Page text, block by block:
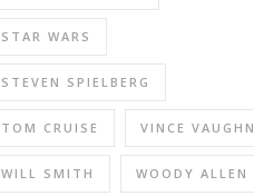
STAR WARS
STEVEN SPIELBERG
TOM CRUISE VINCE VAUGHN
WILL SMITH WOODY ALLEN